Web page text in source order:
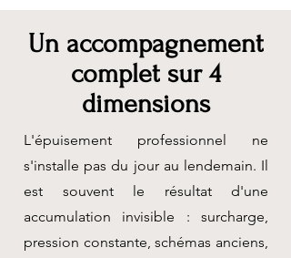
Un accompagnement
complet sur 4
dimensions
L'épuisement professionnel ne
s'installe pas du jour au lendemain. Il
est souvent le résultat d'une
accumulation invisible : surcharge,
pression constante, schémas anciens,